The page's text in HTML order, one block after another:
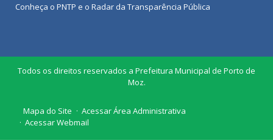
Conheça o PNTP e o Radar da Transparência Pública
Todos os direitos reservados a Prefeitura Municipal de Porto de
Moz.
Mapa do Site
Acessar Área Administrativa
Acessar Webmail